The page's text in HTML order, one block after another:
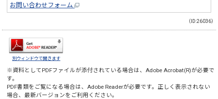
お問い合わせフォーム
（ID:26036）
別ウィンドウで開きます
※資料としてPDFファイルが添付されている場合は、 Adobe Acrobat(R)が必要で
す。
PDF書類をご覧になる場合は、 Adobe Readerが必要です。正しく表示されない
場合、最新バージョンをご利用ください。